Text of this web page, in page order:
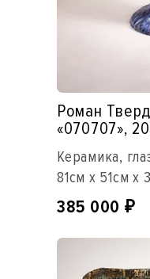
Роман
«070707»,
Керамика,
81см x 51см x
385 000 ₽